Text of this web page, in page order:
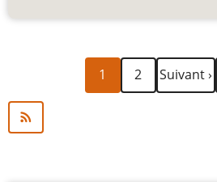
Page
courante
1 Page
2
Page
suivante
Suivant ›